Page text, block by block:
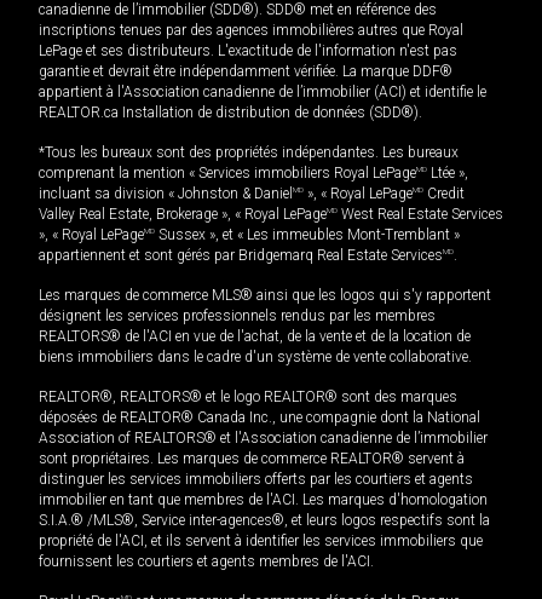
canadienne de l’immobilier (SDD®). SDD® met en référence des
inscriptions tenues par des agences immobilières autres que Royal
LePage et ses distributeurs. L'exactitude de l'information n'est pas
garantie et devrait être indépendamment vérifiée. La marque DDF®
appartient à l'Association canadienne de l’immobilier (ACI) et identifie le
REALTOR.ca Installation de distribution de données (SDD®).
*Tous les bureaux sont des propriétés indépendantes. Les bureaux
comprenant la mention « Services immobiliers Royal LePageMD Ltée »,
incluant sa division « Johnston & Daniel MD », « Royal LePageMD Credit
Valley Real Estate, Brokerage », « Royal LePageMD West Real Estate Services
», « Royal LePageMD Sussex », et « Les immeubles Mont-Tremblant »
appartiennent et sont gérés par Bridgemarq Real Estate ServicesMD.
Les marques de commerce MLS® ainsi que les logos qui s'y rapportent
désignent les services professionnels rendus par les membres
REALTORS® de l'ACI en vue de l'achat, de la vente et de la location de
biens immobiliers dans le cadre d'un système de vente collaborative.
REALTOR®, REALTORS® et le logo REALTOR® sont des marques
déposées de REALTOR® Canada Inc., une compagnie dont la National
Association of REALTORS® et l'Association canadienne de l’immobilier
sont propriétaires. Les marques de commerce REALTOR® servent à
distinguer les services immobiliers offerts par les courtiers et agents
immobilier en tant que membres de l'ACI. Les marques d'homologation
S.I.A.® /MLS®, Service inter-agences®, et leurs logos respectifs sont la
propriété de l'ACI, et ils servent à identifier les services immobiliers que
fournissent les courtiers et agents membres de l'ACI.